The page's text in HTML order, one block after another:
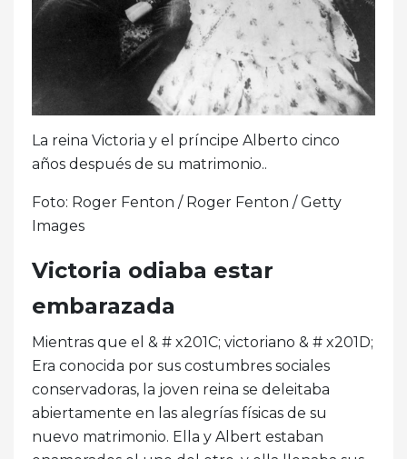
La reina Victoria y el príncipe Alberto cinco
años después de su matrimonio..
Foto: Roger Fenton / Roger Fenton / Getty
Images
Victoria odiaba estar
embarazada
Mientras que el & # x201C; victoriano & # x201D;
Era conocida por sus costumbres sociales
conservadoras, la joven reina se deleitaba
abiertamente en las alegrías físicas de su
nuevo matrimonio. Ella y Albert estaban